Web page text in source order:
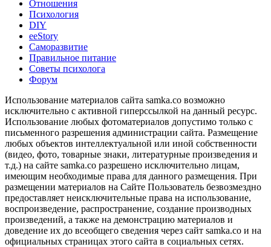
Отношения
Психология
DIY
ееStory
Саморазвитие
Правильное питание
Советы психолога
Форум
Использование материалов сайта samka.co возможно
исключительно с активной гиперссылкой на данный ресурс.
Использование любых фотоматериалов допустимо только с
письменного разрешения администрации сайта. Размещение
любых объектов интеллектуальной или иной собственности
(видео, фото, товарные знаки, литературные произведения и
т.д.) на сайте samka.co разрешено исключительно лицам,
имеющим необходимые права для данного размещения. При
размещении материалов на Сайте Пользователь безвозмездно
предоставляет неисключительные права на использование,
воспроизведение, распространение, создание производных
произведений, а также на демонстрацию материалов и
доведение их до всеобщего сведения через сайт samka.co и на
официальных страницах этого сайта в социальных сетях.